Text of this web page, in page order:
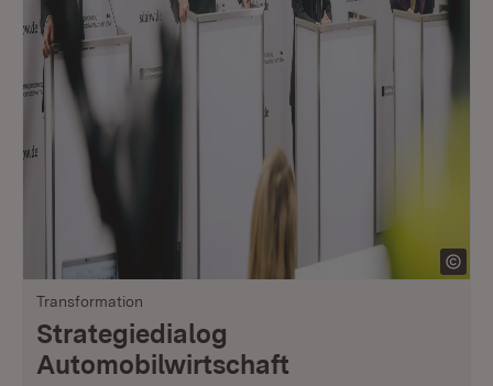
Transformation
Strategiedialog
Automobilwirtschaft